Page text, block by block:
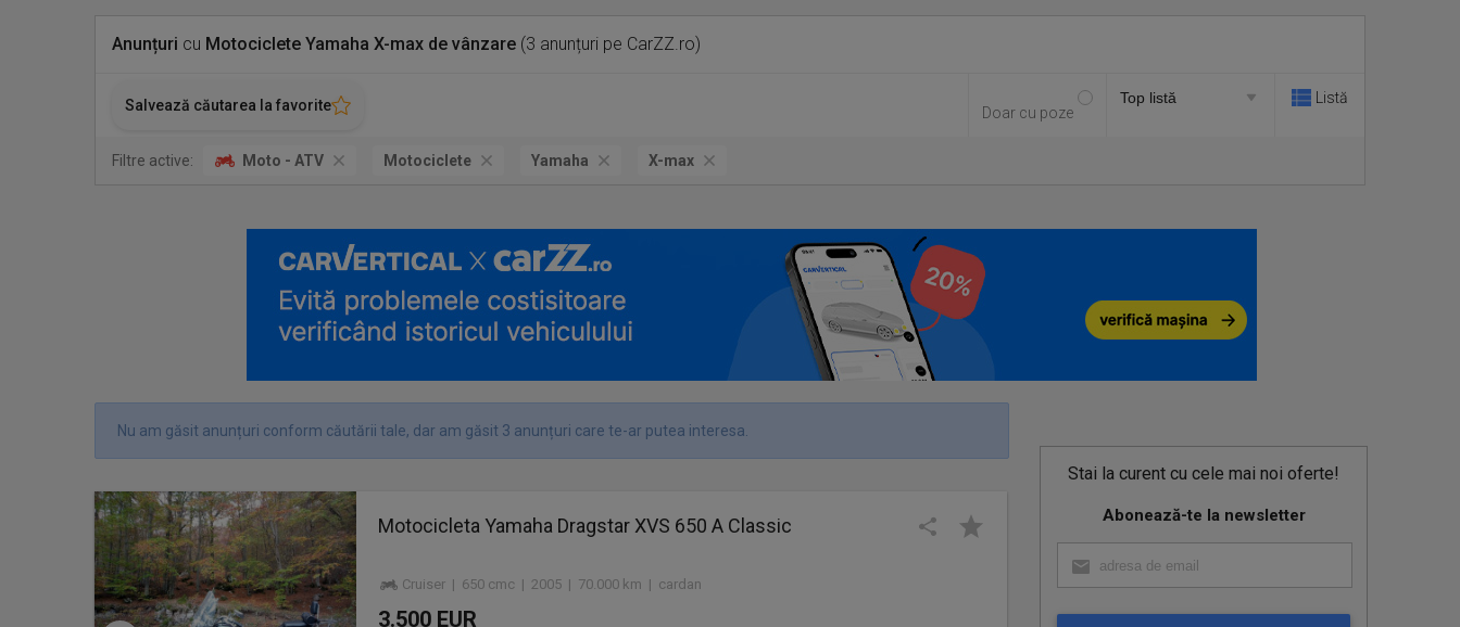
Anunțuri cu Motociclete Yamaha X-max de vânzare (3 anunțuri pe CarZZ.ro)
Salvează căutarea la favorite Doar cu poze
Listă
Filtre active: Moto - ATV Motociclete Yamaha X-max
Stai la curent cu cele mai noi oferte!
Abonează-te la newsletter
Nu am găsit anunțuri conform căutării tale, dar am găsit 3 anunțuri care te-ar putea interesa.
Motocicleta Yamaha Dragstar XVS 650 A Classic
Cruiser | 650 cmc | 2005 | 70.000 km | cardan
3.500 EUR